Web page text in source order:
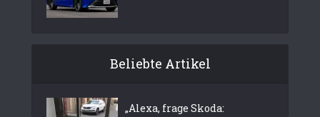
Beliebte Artikel
„Alexa, frage Skoda: